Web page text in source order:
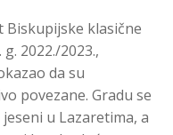
klasične
2022./2023.,
da su
povezane. Gradu se
u Lazaretima, a